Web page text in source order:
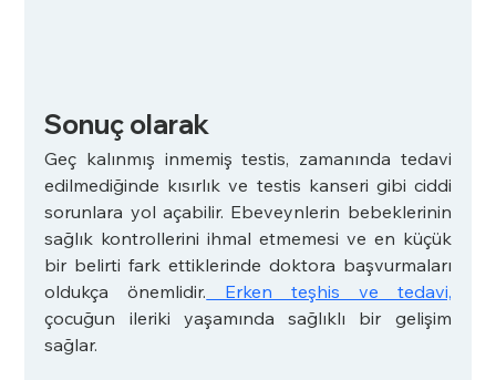
Sonuç olarak
Geç kalınmış inmemiş testis, zamanında tedavi
edilmediğinde kısırlık ve testis kanseri gibi ciddi
sorunlara yol açabilir. Ebeveynlerin bebeklerinin
sağlık kontrollerini ihmal etmemesi ve en küçük
bir belirti fark ettiklerinde doktora başvurmaları
oldukça önemlidir. Erken teşhis ve tedavi,
çocuğun ileriki yaşamında sağlıklı bir gelişim
sağlar.